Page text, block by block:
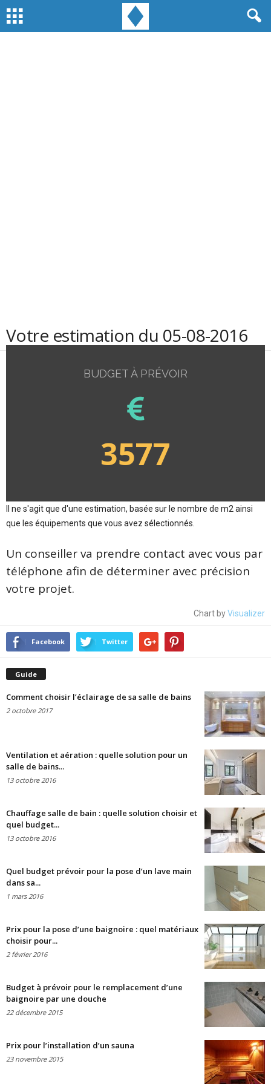
Votre estimation du 05-08-2016
BUDGET À PRÉVOIR
3577
Il ne s'agit que d'une estimation, basée sur le nombre de m2 ainsi
que les équipements que vous avez sélectionnés.
Un conseiller va prendre contact avec vous par
téléphone afin de déterminer avec précision
votre projet.
Chart byVisualizer
Facebook Twitter
Guide
Comment choisir l’éclairage de sa salle de bains
2 octobre 2017
Ventilation et aération : quelle solution pour un
salle de bains...
13 octobre 2016
Chauffage salle de bain : quelle solution choisir et
quel budget...
13 octobre 2016
Quel budget prévoir pour la pose d’un lave main
dans sa...
1 mars 2016
Prix pour la pose d’une baignoire : quel matériaux
choisir pour...
2 février 2016
Budget à prévoir pour le remplacement d’une
baignoire par une douche
22 décembre 2015
Prix pour l’installation d’un sauna
23 novembre 2015